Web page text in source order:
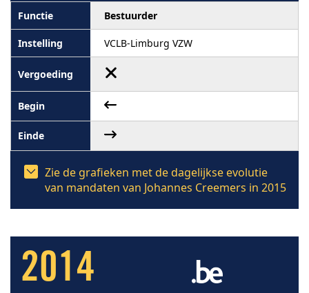
Bestuurder
VCLB-Limburg VZW
Zie de grafieken met de dagelijkse evolutie
van mandaten van Johannes Creemers in 2015
2014